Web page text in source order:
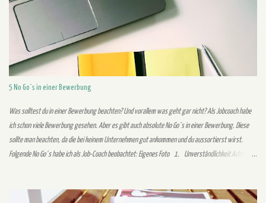
Standardsätze, sondern formuliere selbst Schreibe in deiner eigenen Wortwahl und überzeuge mit
deiner eigenen Persönlichkeit. Standardsätze kann jeder finden und schreiben. Allerdings fällst du
damit dem Recruiter nicht auf und bleibst ihm nicht positiv in Erinnerung. Mit deinen eigenen indi...
5 No Go´s in einer Bewerbung
Was solltest du in einer Bewerbung beachten? Und vorallem was geht gar nicht? Als Jobcoach habe
ich schon viele Bewerbung gesehen. Aber es gibt auch absolute No Go´s in einer Bewerbung. Diese
sollte man beachten, da die bei keinem Unternehmen gut ankommen und du aussortierst wirst.
Folgende No Go´s habe ich als Job-Coach beobachtet: Eigenes Foto 1. Unverständlichkeit Achte auf
verständlich und nachvollziehbar formuliert ist, damit er es beim ersten Mal lesen versteht. Auch